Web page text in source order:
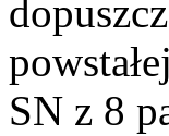
SN z 8